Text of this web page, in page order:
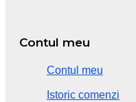
Contul meu
Contul meu
Istoric comenzi